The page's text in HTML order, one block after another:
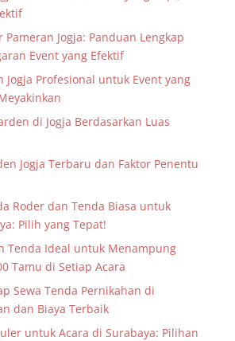
Pameran Jogja: Panduan Lengkap
Event yang Efektif
Jogja Profesional untuk Event yang
di Jogja Berdasarkan Luas
Jogja Terbaru dan Faktor Penentu
Roder dan Tenda Biasa untuk
Pilih yang Tepat!
Tenda Ideal untuk Menampung
Tamu di Setiap Acara
Sewa Tenda Pernikahan di
dan Biaya Terbaik
untuk Acara di Surabaya: Pilihan